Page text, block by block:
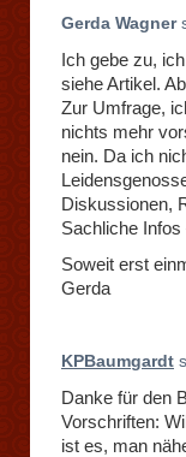
Gerda Wagner
Ich gebe zu,
siehe Artikel.
Zur Umfrage,
nichts mehr
nein. Da ich
Diskussionen,
Sachliche Infos
Soweit erst
Gerda
KPBaumgardt
Danke für den
Vorschriften:
ist es, man